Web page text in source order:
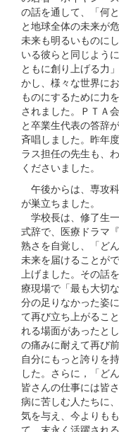
の話を通して、「何
と地球全体の未来が
未来も明るいものに
いる彼らと同じよう
ともに創り上げる力
かし、様々な世界に
ものにするために力
されました。ＰＴＡ
と卒業生代表の答辞
斉唱しました。昨年
ラス担任の先生も、
くださいました。
午後からは、専攻
が巣立ちました。
学校長は、修了生
式辞で、医療ドラマ
熟さを自覚し、「ど
未来を届けることが
上げました。その話
療現場で「最も大切
分の足りなかった姿
て再び立ち上がるこ
れる場面があったと
の痛みに耐えて再び
自分にもっと誇りを
した。さらに，「ど
皆さんの仕事には皆
病に苦しむ人たちに
気を与え、今よりも